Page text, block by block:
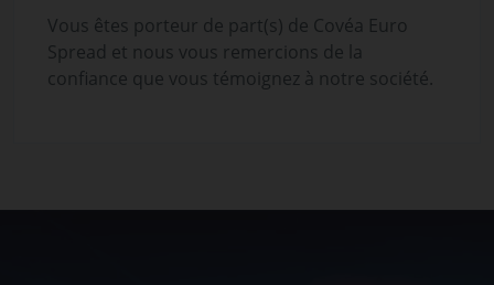
Vous êtes porteur de part(s) de Covéa Euro
Spread et nous vous remercions de la
confiance que vous témoignez à notre société.